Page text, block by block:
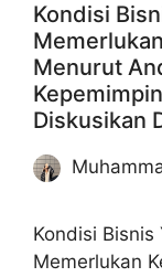
Kondisi
Menurut
Diskusikan
Kondisi Bisnis
Memerlukan